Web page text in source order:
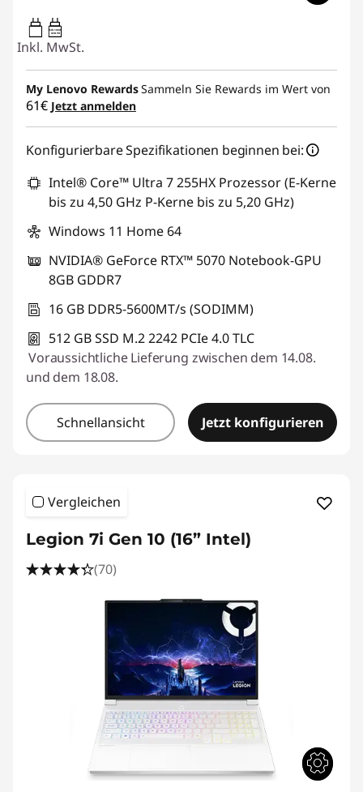
95W-100W
USB PD
Inkl. MwSt.
My Lenovo RewardsSammeln Sie Rewards im Wert von
61€ Jetzt anmelden
Konfigurierbare Spezifikationen beginnen bei:
Intel® Core™ Ultra 7 255HX Prozessor (E-Kerne
bis zu 4,50 GHz P-Kerne bis zu 5,20 GHz)
Windows 11 Home 64
NVIDIA® GeForce RTX™ 5070 Notebook-GPU
8GB GDDR7
16 GB DDR5-5600MT/s (SODIMM)
512 GB SSD M.2 2242 PCIe 4.0 TLC
Voraussichtliche Lieferung zwischen dem 14.08.
und dem 18.08.
Schnellansicht Jetzt konfigurieren
Vergleichen
Legion 7i Gen 10 (16” Intel)
(70)